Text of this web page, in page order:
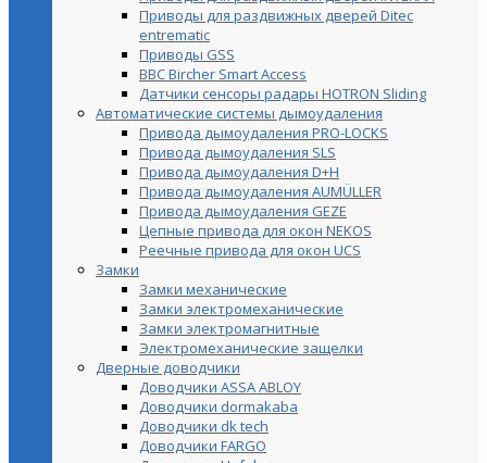
Приводы для раздвижных дверей Ditec
entrematic
Приводы GSS
BBC Bircher Smart Access
Датчики сенсоры радары HOTRON Sliding
Автоматические системы дымоудаления
Привода дымоудаления PRO-LOCKS
Привода дымоудаления SLS
Привода дымоудаления D+H
Привода дымоудаления AUMÜLLER
Привода дымоудаления GEZE
Цепные привода для окон NEKOS
Реечные привода для окон UСS
Замки
Замки механические
Замки электромеханические
Замки электромагнитные
Электромеханические защелки
Дверные доводчики
Доводчики ASSA ABLOY
Доводчики dormakaba
Доводчики dk tech
Доводчики FARGO